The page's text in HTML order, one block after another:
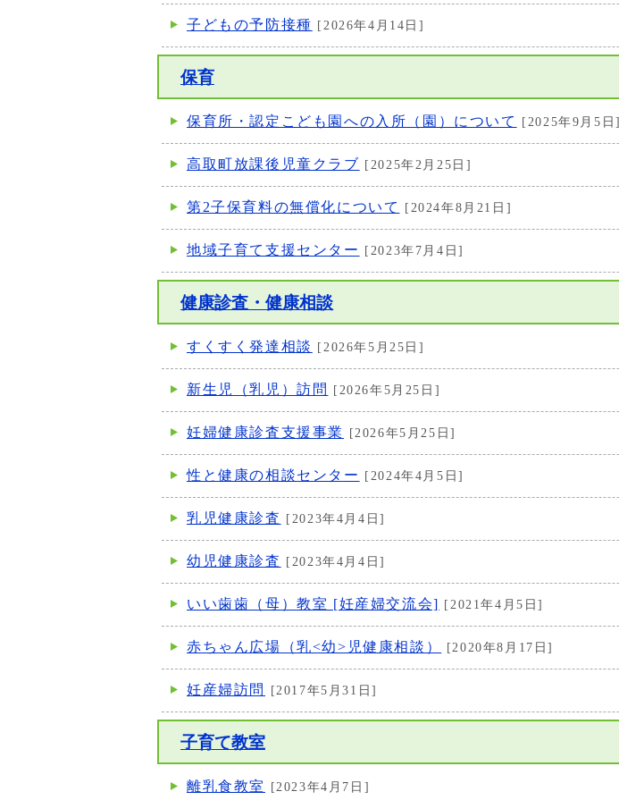
子どもの予防接種 [2026年4月14日]
保育
保育所・認定こども園への入所（園）について [2025年9月5日]
高取町放課後児童クラブ [2025年2月25日]
第2子保育料の無償化について [2024年8月21日]
地域子育て支援センター [2023年7月4日]
健康診査・健康相談
すくすく発達相談 [2026年5月25日]
新生児（乳児）訪問 [2026年5月25日]
妊婦健康診査支援事業 [2026年5月25日]
性と健康の相談センター [2024年4月5日]
乳児健康診査 [2023年4月4日]
幼児健康診査 [2023年4月4日]
いい歯歯（母）教室 [妊産婦交流会] [2021年4月5日]
赤ちゃん広場（乳<幼>児健康相談） [2020年8月17日]
妊産婦訪問 [2017年5月31日]
子育て教室
離乳食教室 [2023年4月7日]